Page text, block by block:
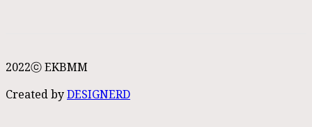
2022ⓒ EKBMM
Created byDESIGNERD